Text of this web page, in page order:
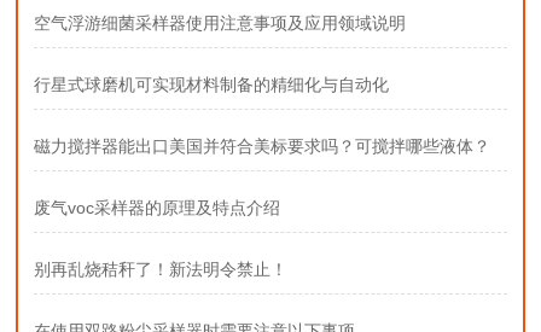
空气浮游细菌采样器使用注意事项及应用领域说明
行星式球磨机可实现材料制备的精细化与自动化
磁力搅拌器能出口美国并符合美标要求吗？可搅拌哪些液体？
废气voc采样器的原理及特点介绍
别再乱烧秸秆了！新法明令禁止！